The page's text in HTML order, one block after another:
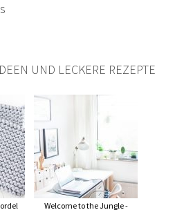
UND LECKERE REZEPTE
Welcome to the Jungle -